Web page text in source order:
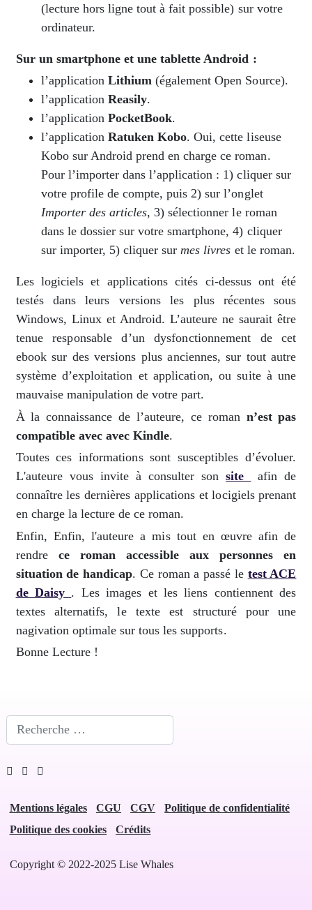
(lecture hors ligne tout à fait possible) sur votre
ordinateur.
Sur un smartphone et une tablette Android :
l’application Lithium (également Open Source).
l’application Reasily.
l’application PocketBook.
l’application Ratuken Kobo. Oui, cette liseuse
Kobo sur Android prend en charge ce roman.
Pour l’importer dans l’application : 1) cliquer sur
votre profile de compte, puis 2) sur l’onglet
Importer des articles, 3) sélectionner le roman
dans le dossier sur votre smartphone, 4) cliquer
sur importer, 5) cliquer surmes livres et le roman.
Les logiciels et applications cités ci-dessus ont été
testés dans leurs versions les plus récentes sous
Windows, Linux et Android. L’auteure ne saurait être
tenue responsable d’un dysfonctionnement de cet
ebook sur des versions plus anciennes, sur tout autre
système d’exploitation et application, ou suite à une
mauvaise manipulation de votre part.
À la connaissance de l’auteure, ce roman n’est pas
compatible avec avec Kindle.
Toutes ces informations sont susceptibles d’évoluer.
L'auteure vous invite à consulter sonsite
afin de
connaître les dernières applications et locigiels prenant
en charge la lecture de ce roman.
Enfin, Enfin, l'auteure a mis tout en œuvre afin de
rendre ce roman accessible aux personnes en
situation de handicap. Ce roman a passé le test ACE
de Daisy . Les images et les liens contiennent des
textes alternatifs, le texte est structuré pour une
nagivation optimale sur tous les supports.
Bonne Lecture !
Rechercher
Mentions légales CGU CGV
Politique de confidentialité
Politique des cookies
Crédits
Copyright © 2022-2025 Lise Whales